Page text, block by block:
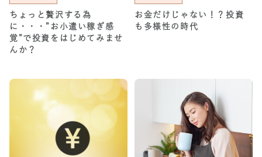
ちょっと贅沢する為
に・・・”お小遣い稼ぎ感
覚”で投資をはじめてみませ
んか？
お金だけじゃない！？投資
も多様性の時代